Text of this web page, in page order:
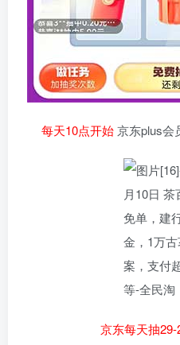
每天10点开始京东plus会
京东每天抽